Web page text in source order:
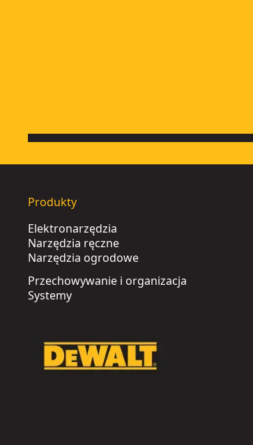
Produkty
Elektronarzędzia
Narzędzia ręczne
Narzędzia ogrodowe
Przechowywanie i organizacja
Systemy